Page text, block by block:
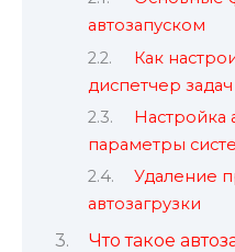
автозапуском
Как
диспетчер задач
Настройка
параметры
Удаление
автозагрузки
Что такое